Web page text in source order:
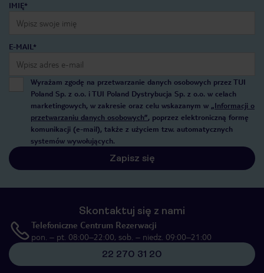
IMIĘ*
E-MAIL*
Wyrażam zgodę na przetwarzanie danych osobowych przez TUI
Poland Sp. z o.o. i TUI Poland Dystrybucja Sp. z o.o. w celach
marketingowych, w zakresie oraz celu wskazanym w „Informacji o
przetwarzaniu danych osobowych”, poprzez elektroniczną formę
komunikacji (e-mail), także z użyciem tzw. automatycznych
systemów wywołujących.
Zapisz się
Skontaktuj się z nami
Telefoniczne Centrum Rezerwacji
pon. – pt. 08:00–22:00, sob. – niedz. 09:00–21:00
22 270 31 20